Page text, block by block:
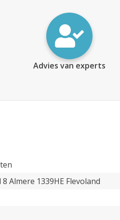
Advies van experts
Almere 1339HE Flevoland